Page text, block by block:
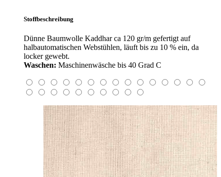
Stoffbeschreibung
Dünne Baumwolle Kaddhar ca 120 gr/m gefertigt auf
halbautomatischen Webstühlen, läuft bis zu 10 % ein, da
locker gewebt.
Waschen: Maschinenwäsche bis 40 Grad C